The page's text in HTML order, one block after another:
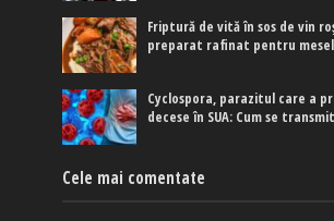
Friptură de vită în sos de vin
preparat rafinat pentru
Cyclospora, parazitul care a
decese în SUA: Cum se
Cele mai comentate